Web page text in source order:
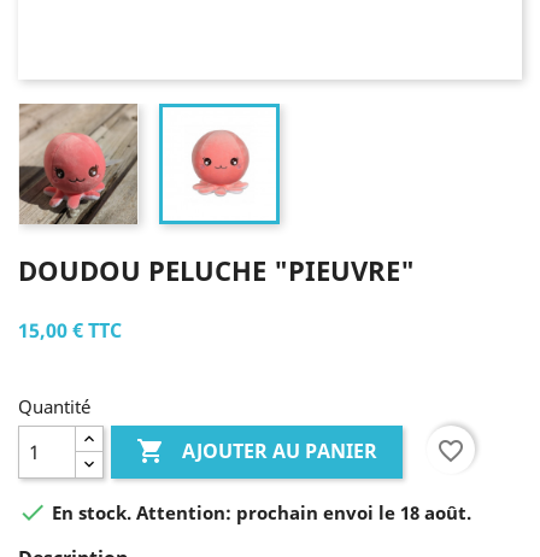
DOUDOU PELUCHE "PIEUVRE"
15,00 €TTC
Quantité
 AJOUTER AU PANIER favorite_border
 En stock. Attention: prochain envoi le 18 août.